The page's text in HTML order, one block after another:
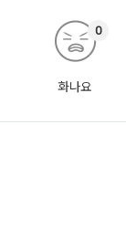
화나요
0